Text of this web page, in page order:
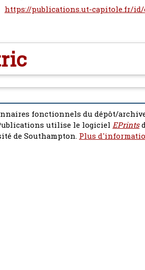
https://publications.ut-capitole.fr/
fonctionnels du dépôt/
utilise le logiciel EPrints
de Southampton. Plus